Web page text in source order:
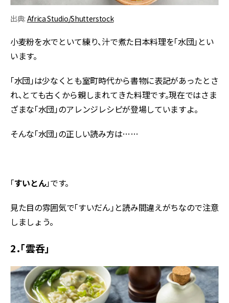
出典: Africa Studio/Shutterstock
小麦粉を水でといて練り、汁で煮た日本料理を「水団」とい
います。
「水団」は少なくとも室町時代から書物に表記があったとさ
れ、とても古くから親しまれてきた料理です。現在ではさま
ざまな「水団」のアレンジレシピが登場していますよ。
そんな「水団」の正しい読み方は……
「すいとん」です。
見た目の雰囲気で「すいだん」と読み間違えがちなので注意
しましょう。
2．「雲呑」